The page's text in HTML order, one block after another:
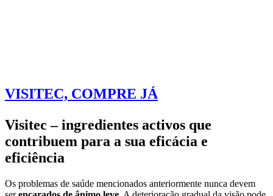
VISITEC, COMPRE JÁ
Visitec – ingredientes activos que
contribuem para a sua eficácia e
eficiência
Os problemas de saúde mencionados anteriormente nunca devem